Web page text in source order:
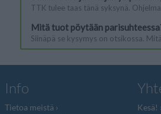
Info
Tietoa meistä
Kesä!